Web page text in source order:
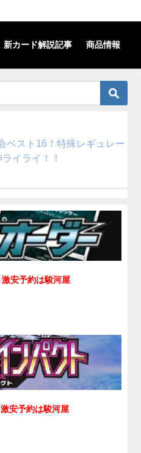
新カード解説記事 商品情報
ベスト16！特殊レギュレー
イライ！！
激安予約は駿河屋
激安予約は駿河屋